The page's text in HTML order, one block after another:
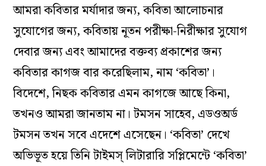
আমরা কবিতার মর্যাদার জন্য, কবিতা আলোচনার
সুযোগের জন্য, কবিতায় নূতন পরীক্ষা-নিরীক্ষার সুযোগ
দেবার জন্য এবং আমাদের বক্তব্য প্রকাশের জন্য
কবিতার কাগজ বার করেছিলাম, নাম ‘কবিতা’।
বিদেশে, নিছক কবিতার এমন কাগজে আছে কিনা,
তখনও আমরা জানতাম না। টমসন সাহেব, এডওঅর্ড
টমসন তখন সবে এদেশে এসেছেন। ‘কবিতা’ দেখে
অভিভূত হয়ে তিনি টাইমস্ লিটারারি সপ্লিমেন্টে ‘কবিতা’